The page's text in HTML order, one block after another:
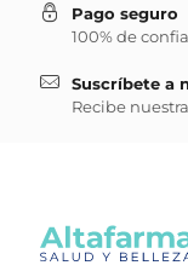
Pago seguro
100% de
Suscríbete a
Recibe